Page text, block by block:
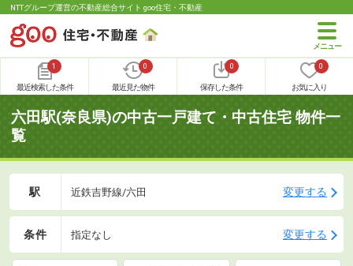
NTTグループ運営の不動産総合サイト goo住宅・不動産
1
最近検索した条件
0
最近見た物件
0
保存した条件
0
お気に入り
六田駅(奈良県)の中古一戸建て・中古住宅 物件一
覧
駅 近鉄吉野線/六田 変更する
条件 指定なし 変更する